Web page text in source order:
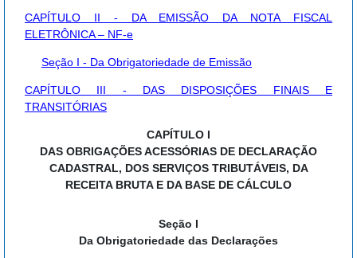
CAPÍTULO II - DA EMISSÃO DA NOTA FISCAL
ELETRÔNICA – NF-e
Seção I - Da Obrigatoriedade de Emissão
CAPÍTULO III - DAS DISPOSIÇÕES FINAIS E
TRANSITÓRIAS
CAPÍTULO I
DAS OBRIGAÇÕES ACESSÓRIAS DE DECLARAÇÃO
CADASTRAL, DOS SERVIÇOS TRIBUTÁVEIS, DA
RECEITA BRUTA E DA BASE DE CÁLCULO
Seção I
Da Obrigatoriedade das Declarações